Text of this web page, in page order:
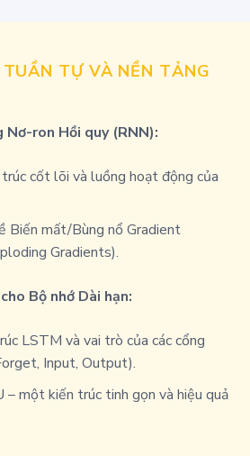
TỰ VÀ NỀN TẢNG
Nơ-ron Hồi quy (RNN):
trúc cốt lõi và luồng hoạt động của
Biến mất/Bùng nổ Gradient
Gradients).
Bộ nhớ Dài hạn:
LSTM và vai trò của các cổng
Input, Output).
– một kiến trúc tinh gọn và hiệu quả